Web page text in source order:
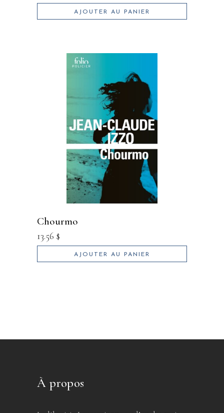
AJOUTER AU PANIER
chourmo
13.56 $
AJOUTER AU PANIER
À propos